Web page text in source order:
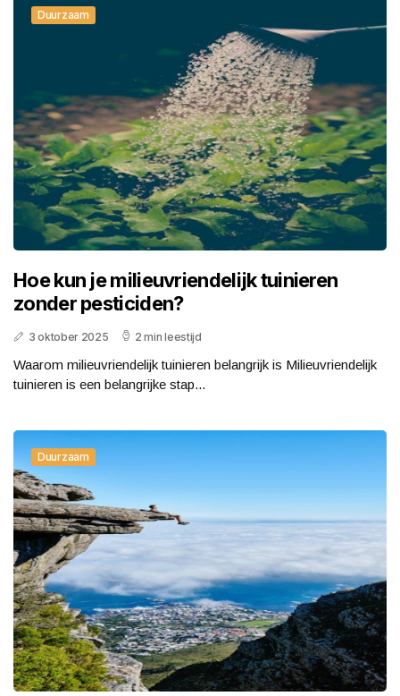
Duurzaam
Hoe kun je milieuvriendelijk tuinieren
zonder pesticiden?
3 oktober 2025 2 min leestijd
Waarom milieuvriendelijk tuinieren belangrijk is Milieuvriendelijk
tuinieren is een belangrijke stap...
Duurzaam